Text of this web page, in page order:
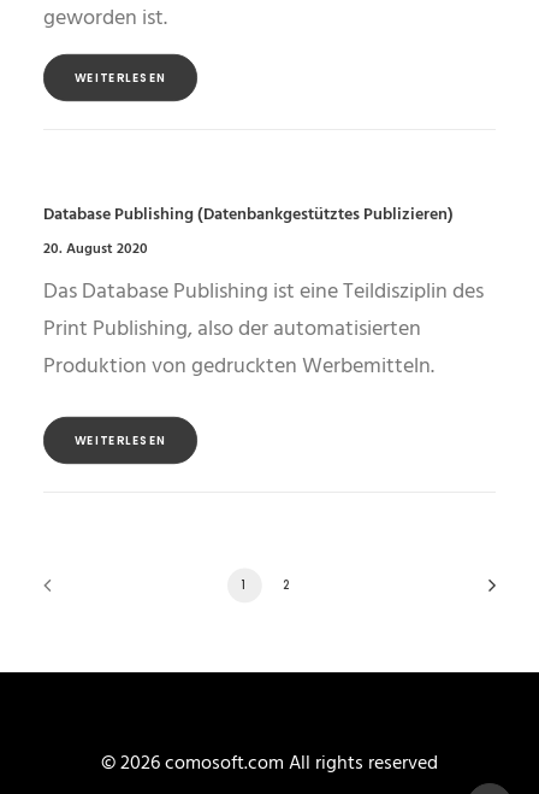
geworden ist.
WEITERLESEN
Database Publishing (Datenbankgestütztes Publizieren)
20. August 2020
Das Database Publishing ist eine Teildisziplin des
Print Publishing, also der automatisierten
Produktion von gedruckten Werbemitteln.
WEITERLESEN
1 2
© 2026 comosoft.com All rights reserved